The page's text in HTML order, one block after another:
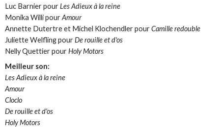
Luc Barnier pourLes Adieux à la reine
Monika Willi pourAmour
Annette Dutertre et Michel Klochendler pourCamille redouble
Juliette Welfling pourDe rouille et d'os
Nelly Quettier pourHoly Motors
Meilleur son:
Les Adieux à la reine
Amour
Cloclo
De rouille et d'os
Holy Motors